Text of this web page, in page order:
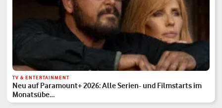
TV & ENTERTAINMENT
Neu auf Paramount+ 2026: Alle Serien- und Filmstarts im
Monatsübe…